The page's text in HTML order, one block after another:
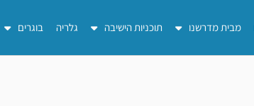
מבית מדרשנו תוכניות הישיבה גלריה בוגרים